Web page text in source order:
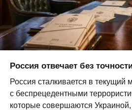
Россия отвечает без
Россия сталкивается в текущий
с беспрецедентными
которые совершаются Украиной,